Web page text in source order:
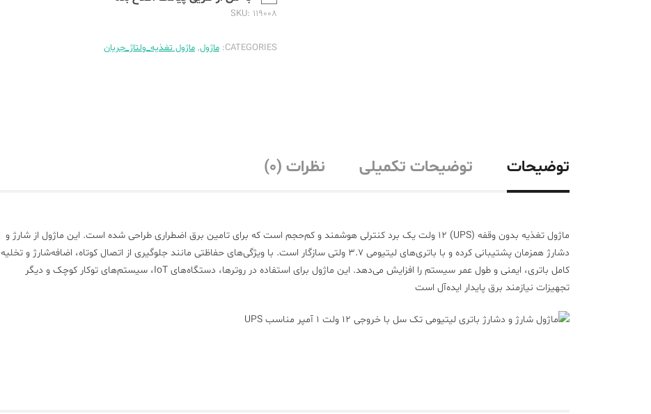
SKU: ۱۱۹۰۰۸
CATEGORIES: ماژول, ماژول تغذیه_ولتاژ_جریان
توضیحات توضیحات تکمیلی نظرات (۰)
ماژول تغذیه بدون وقفه (UPS) ۱۲ ولت
یک برد کنترلی هوشمند و کم‌حجم است که برای تامین برق اضطراری طراحی شده است. این ماژول از شارژ و
دشارژ همزمان پشتیبانی کرده و با باتری‌های لیتیومی ۳.۷ ولتی
سازگار است. با ویژگی‌های حفاظتی مانند جلوگیری از اتصال کوتاه، اضافه‌شارژ و تخلیه
کامل باتری، ایمنی و طول عمر سیستم را افزایش می‌دهد. این ماژول برای استفاده در روترها، دستگاه‌های IoT، سیستم‌های توکار کوچک و دیگر
تجهیزات نیازمند برق پایدار ایده‌آل است